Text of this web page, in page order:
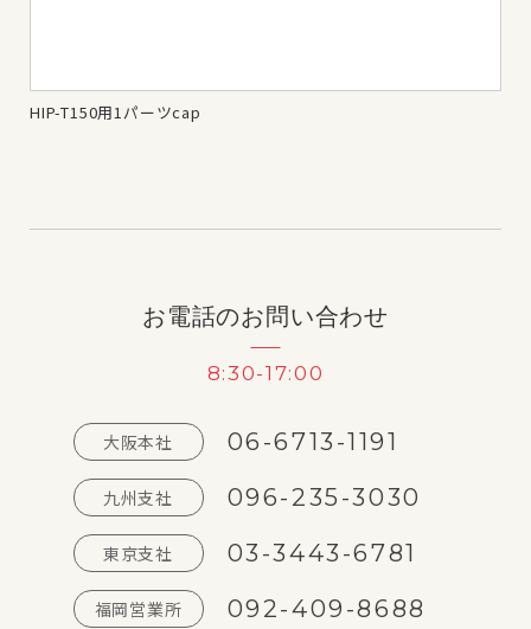
HIP-T150用1パーツcap
お電話のお問い合わせ
8:30-17:00
大阪本社 06-6713-1191
九州支社 096-235-3030
東京支社 03-3443-6781
福岡営業所 092-409-8688